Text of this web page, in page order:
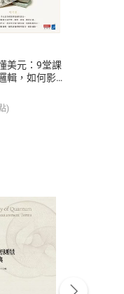
美元：9堂課
輯，如何影響
每個人的投資
)